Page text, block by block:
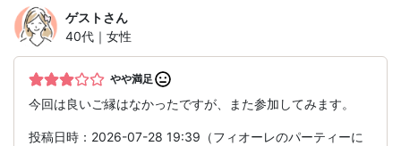
ゲストさん
40代｜女性
やや満足
今回は良いご縁はなかったですが、また参加してみます。
投稿日時：2026-07-28 19:39（フィオーレのパーティーに